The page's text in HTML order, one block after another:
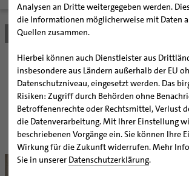
Analysen an Dritte weitergegeben werden.
die Informationen möglicherweise mit Daten
Quellen zusammen.
Hierbei können auch Dienstleister aus
insbesondere aus Ländern außerhalb der EU
Datenschutzniveau, eingesetzt werden. Das
Risiken: Zugriff durch Behörden ohne
Betroffenenrechte oder Rechtsmittel, Verlust
die Datenverarbeitung. Mit Ihrer Einstellung
beschriebenen Vorgänge ein. Sie können Ihre
Wirkung für die Zukunft widerrufen. Mehr
Sie in unserer Datenschutzerklärung.
BISTUM
Bischöfe
Weihbischof Dr. Martin Marahrens
Bischof em. Norbert Trelle
Weihbischof em. Bongartz
Weihbischof em. Schwerdtfeger
Weihbischof em. Koitz
Bischof em. Dr. Wüstenberg
Generalvikariat
Gremien
Diözesangericht
Gemeindegremien
Pfarrgemeinden
Hildesheimer Dom
Virtueller Rundgang durch den Dom
Tausendjähriger Rosenstock
Die Hildesheimer Dommusik
Wallfahrten | Pilgern
Termine Wallfahrten und Pilgern
Jakobswege im Bistum Hildesheim
Veranstaltungen
Strategieprozess
Jugend
Bistum Hildesheim
Gemeinden
Dom